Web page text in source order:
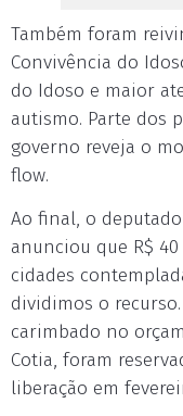
Também foram
Convivência do
do Idoso e maior
autismo. Parte dos
governo reveja o
flow.
Ao final, o
anunciou que R$
cidades
dividimos o
carimbado no
Cotia, foram
liberação em